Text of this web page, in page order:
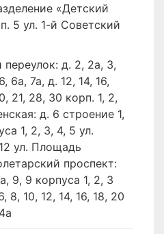
«Детский
5 ул. 1-й Советский
д. 2, 2а, 3,
6а, 7а, д. 12, 14, 16,
21, 28, 30 корп. 1, 2,
д. 6 строение 1,
1, 2, 3, 4, 5 ул.
ул. Площадь
проспект:
9, 9 корпуса 1, 2, 3
8, 10, 12, 14, 16, 18, 20